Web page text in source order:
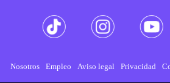
Nosotros Empleo Aviso legal Privacidad